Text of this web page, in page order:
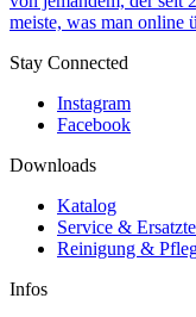
meiste, was man
Stay Connected
Instagram
Facebook
Downloads
Katalog
Service &
Reinigung &
Infos